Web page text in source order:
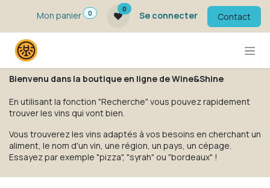
Se rendre au contenu
Mon panier
0
0
Se connecter Contact
Bienvenu dans la boutique en ligne de Wine&Shine
En utilisant la fonction "Recherche" vous pouvez rapidement
trouver les vins qui vont bien.
Vous trouverez les vins adaptés à vos besoins en cherchant un
aliment, le nom d'un vin, une région, un pays, un cépage.
Essayez par exemple "pizza", "syrah" ou "bordeaux" !